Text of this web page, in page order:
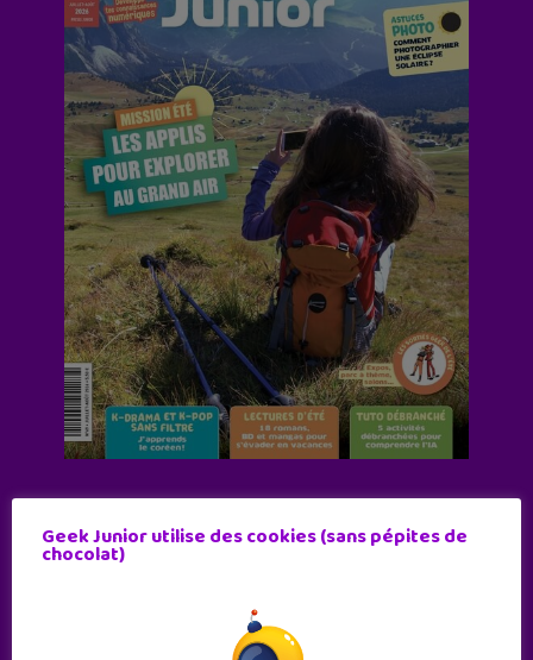
11 numéros par an
JE M'ABONNE !
Geek Junior utilise des cookies (sans pépites de
chocolat)